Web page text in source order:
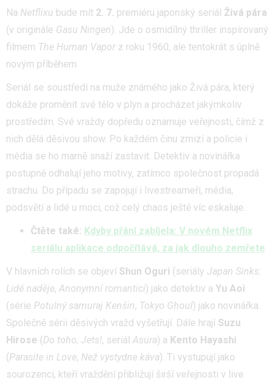
Na Netflixu bude mít 2. 7. premiéru japonský seriál Živá pára
(v originále Gasu Ningen). Jde o osmidílný thriller inspirovaný
filmem The Human Vapor z roku 1960, ale tentokrát s úplně
novým příběhem.
Seriál se soustředí na muže známého jako Živá pára, který
dokáže proměnit své tělo v plyn a procházet jakýmkoliv
prostředím. Své vraždy dopředu oznamuje veřejnosti, čímž z
nich dělá děsivou show. Po každém činu zmizí a policie i
média se ho marně snaží zastavit. Detektiv a novinářka
postupně odhalují jeho motivy, zatímco společnost propadá
strachu. Do případu se zapojují i livestreameři, média,
podsvětí a lidé u moci, což celý chaos ještě víc eskaluje.
Čtěte také: Kdyby přání zabíjela: V novém Netflix
seriálu aplikace odpočítává, za jak dlouho zemřete
V hlavních rolích se objeví Shun Oguri (seriály Japan Sinks:
Lidé naděje, Anonymní romantici) jako detektiv a Yu Aoi
(série Potulný samuraj Kenšin, Tokyo Ghoul) jako novinářka.
Společně sérii děsivých vražd vyšetřují. Dále hrají Suzu
Hirose (Do toho, Jets!, seriál Asura) a Kento Hayashi
(Parasite in Love, Než vystydne káva). Ti vystupují jako
sourozenci, kteří vraždění přibližují širší veřejnosti v live